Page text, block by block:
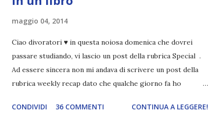
maggio 04, 2014
Ciao divoratori ♥ in questa noiosa domenica che dovrei
passare studiando, vi lascio un post della rubrica Special .
Ad essere sincera non mi andava di scrivere un post della
rubrica weekly recap dato che qualche giorno fa ho
troppo creare un nuovo banner xD Nella puntata di oggi vi
CONDIVIDI 36 COMMENTI CONTINUA A LEGGERE!